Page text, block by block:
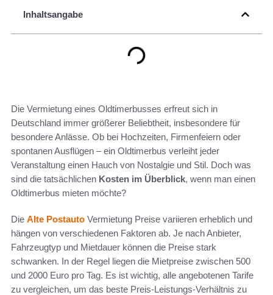
Inhaltsangabe
Die Vermietung eines Oldtimerbusses erfreut sich in
Deutschland immer größerer Beliebtheit, insbesondere für
besondere Anlässe. Ob bei Hochzeiten, Firmenfeiern oder
spontanen Ausflügen – ein Oldtimerbus verleiht jeder
Veranstaltung einen Hauch von Nostalgie und Stil. Doch was
sind die tatsächlichen Kosten im Überblick, wenn man einen
Oldtimerbus mieten möchte?
Die Alte Postauto Vermietung Preise variieren erheblich und
hängen von verschiedenen Faktoren ab. Je nach Anbieter,
Fahrzeugtyp und Mietdauer können die Preise stark
schwanken. In der Regel liegen die Mietpreise zwischen 500
und 2000 Euro pro Tag. Es ist wichtig, alle angebotenen Tarife
zu vergleichen, um das beste Preis-Leistungs-Verhältnis zu